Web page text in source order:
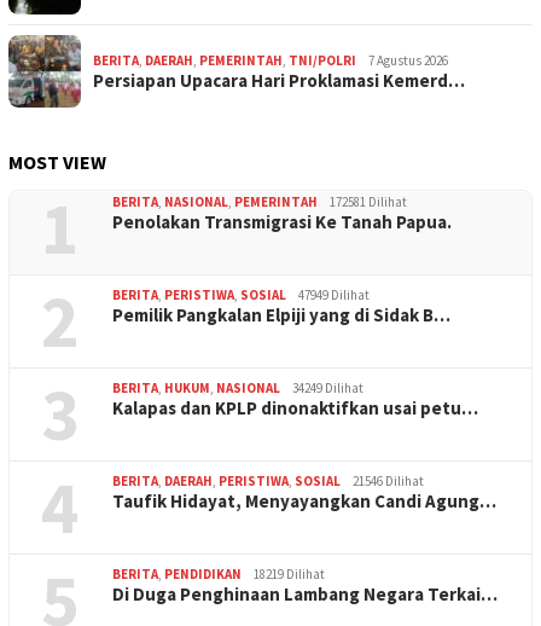
BERITA DAERAH PEMERINTAH TNI/POLRI 7 Agustus 2026
Persiapan Upacara Hari Proklamasi Kemerd…
MOST VIEW
1 BERITA NASIONAL PEMERINTAH 172581 Dilihat
Penolakan Transmigrasi Ke Tanah Papua.
2 BERITA PERISTIWA SOSIAL 47949 Dilihat
Pemilik Pangkalan Elpiji yang di Sidak B…
3 BERITA HUKUM NASIONAL 34249 Dilihat
Kalapas dan KPLP dinonaktifkan usai petu…
4 BERITA DAERAH PERISTIWA SOSIAL 21546 Dilihat
Taufik Hidayat, Menyayangkan Candi Agung…
5 BERITA PENDIDIKAN 18219 Dilihat
Di Duga Penghinaan Lambang Negara Terkai…